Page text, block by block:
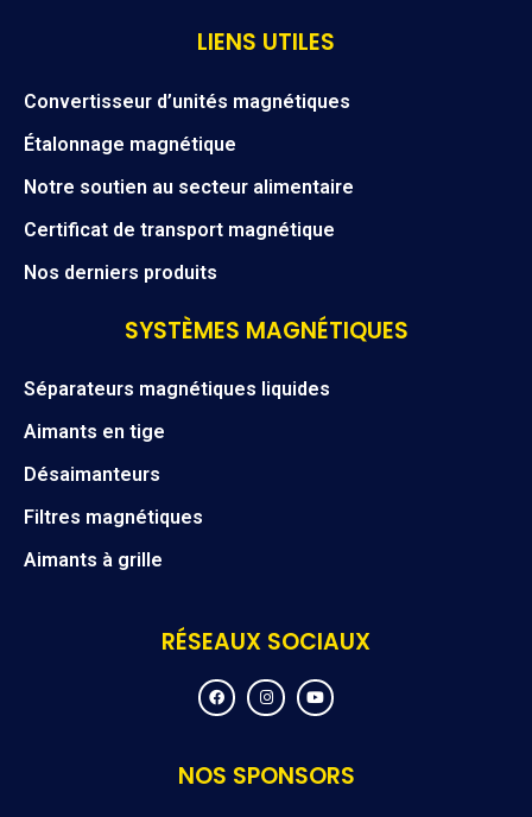
LIENS UTILES
Convertisseur d’unités magnétiques
Étalonnage magnétique
Notre soutien au secteur alimentaire
Certificat de transport magnétique
Nos derniers produits
SYSTÈMES MAGNÉTIQUES
Séparateurs magnétiques liquides
Aimants en tige
Désaimanteurs
Filtres magnétiques
Aimants à grille
RÉSEAUX SOCIAUX
F
a
c
o
o
I
n
s
g
r
Y
o
u
b
e
NOS SPONSORS